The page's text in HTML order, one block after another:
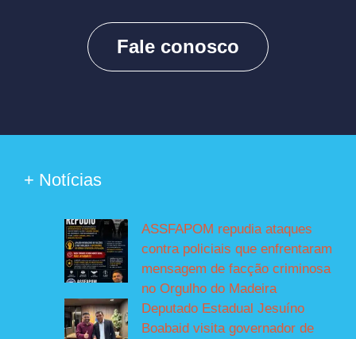
Fale conosco
+ Notícias
ASSFAPOM repudia ataques
contra policiais que enfrentaram
mensagem de facção criminosa
no Orgulho do Madeira
Deputado Estadual Jesuíno
Boabaid visita governador de